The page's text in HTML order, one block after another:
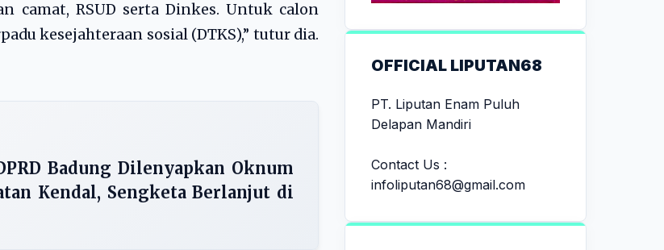
camat, RSUD serta Dinkes. Untuk calon
kesejahteraan sosial (DTKS),” tutur dia.
Badung Dilenyapkan Oknum
Kendal, Sengketa Berlanjut di
OFFICIAL LIPUTAN68
PT. Liputan Enam Puluh
Delapan Mandiri
Contact Us :
infoliputan68@gmail.com